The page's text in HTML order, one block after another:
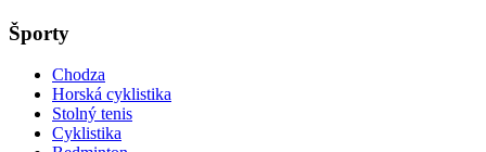
Športy
Chodza
Horská cyklistika
Stolný tenis
Cyklistika